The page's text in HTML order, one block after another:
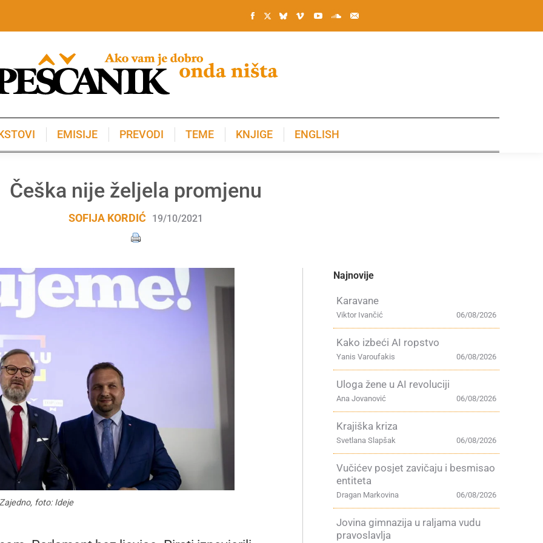
EMISIJE PREVODI TEME KNJIGE ENGLISH
Češka nije željela promjenu
SOFIJA KORDIĆ 19/10/2021
foto: Ideje
Najnovije
Karavane
06/08/2026
Viktor Ivančić
Kako izbeći AI ropstvo
06/08/2026
Yanis Varoufakis
Uloga žene u AI revoluciji
06/08/2026
Ana Jovanović
Krajiška kriza
06/08/2026
Svetlana Slapšak
Vučićev posjet zavičaju i besmisao
entiteta
06/08/2026
Dragan Markovina
Jovina gimnazija u raljama vudu
pravoslavlja
KNJIGE ENGLISH